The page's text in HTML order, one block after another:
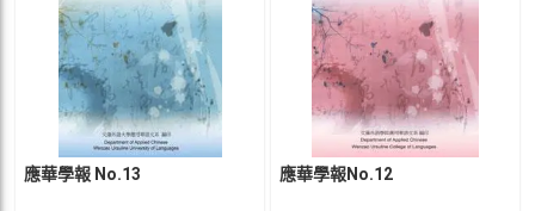
應華學報 No.13 應華學報No.12